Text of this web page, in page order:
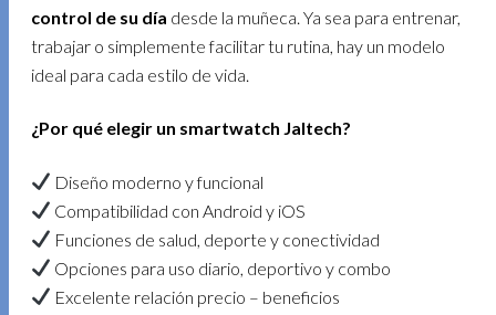
control de su día desde la muñeca. Ya sea para entrenar,
trabajar o simplemente facilitar tu rutina, hay un modelo
ideal para cada estilo de vida.
¿Por qué elegir un smartwatch Jaltech?
Diseño moderno y funcional
Compatibilidad con Android y iOS
Funciones de salud, deporte y conectividad
Opciones para uso diario, deportivo y combo
Excelente relación precio – beneficios